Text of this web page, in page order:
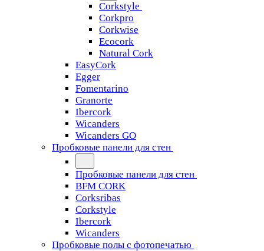
Corkstyle
Corkpro
Corkwise
Ecocork
Natural Cork
EasyCork
Egger
Fomentarino
Granorte
Ibercork
Wicanders
Wicanders GO
Пробковые панели для стен
Пробковые панели для стен
BFM CORK
Corksribas
Corkstyle
Ibercork
Wicanders
Пробковые полы с фотопечатью